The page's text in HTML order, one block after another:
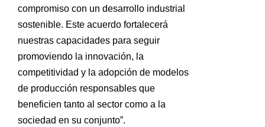
compromiso con un desarrollo industrial
sostenible. Este acuerdo fortalecerá
nuestras capacidades para seguir
promoviendo la innovación, la
competitividad y la adopción de modelos
de producción responsables que
beneficien tanto al sector como a la
sociedad en su conjunto”.